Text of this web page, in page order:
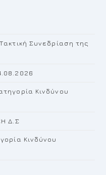
Συνεδρίαση της
Κινδύνου
Δ.Σ
Κινδύνου